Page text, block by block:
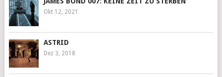
Okt 12, 2021
ASTRID
Dez 3, 2018